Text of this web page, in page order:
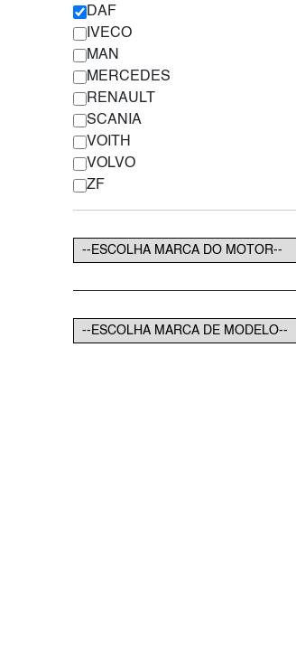
DAF
IVECO
MAN
MERCEDES
RENAULT
SCANIA
VOITH
VOLVO
ZF